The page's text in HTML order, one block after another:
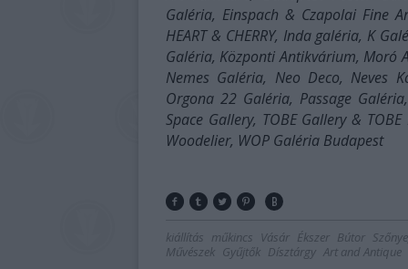
Galéria, Einspach & Czapolai Fine
HEART & CHERRY, Inda galéria, K
Galéria, Központi Antikvárium, Moró
Nemes Galéria, Neo Deco, Neves
Orgona 22 Galéria, Passage
Space Gallery, TOBE Gallery &
Woodelier, WOP Galéria Budapest
kiállítás műkincs Vásár Ékszer Bútor
Művészek Gyűjtők Dísztárgy Art and Antique